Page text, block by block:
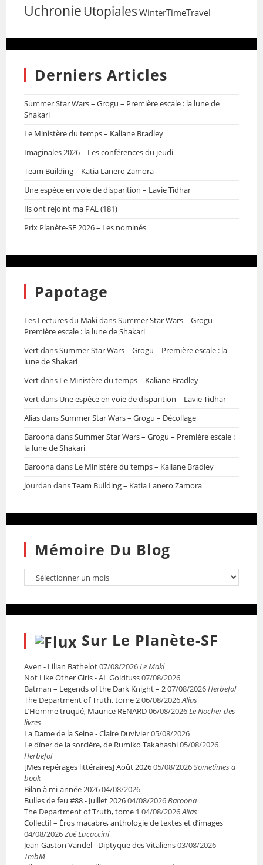
Uchronie Utopiales WinterTimeTravel
Derniers Articles
Summer Star Wars – Grogu – Première escale : la lune de
Shakari
Le Ministère du temps – Kaliane Bradley
Imaginales 2026 – Les conférences du jeudi
Team Building – Katia Lanero Zamora
Une espèce en voie de disparition – Lavie Tidhar
Ils ont rejoint ma PAL (181)
Prix Planète-SF 2026 – Les nominés
Papotage
Les Lectures du MakidansSummer Star Wars – Grogu –
Première escale : la lune de Shakari
VertdansSummer Star Wars – Grogu – Première escale : la
lune de Shakari
Vertdans Le Ministère du temps – Kaliane Bradley
Vertdans Une espèce en voie de disparition – Lavie Tidhar
AliasdansSummer Star Wars – Grogu – Décollage
BaroonadansSummer Star Wars – Grogu – Première escale :
la lune de Shakari
Baroonadans Le Ministère du temps – Kaliane Bradley
Jourdan dansTeam Building – Katia Lanero Zamora
Mémoire Du Blog
Sur Le Planète-SF
Aven - Lilian Bathelot07/08/2026Le Maki
Not Like Other Girls - AL Goldfuss07/08/2026
Batman – Legends of the Dark Knight – 207/08/2026Herbefol
The Department of Truth, tome 206/08/2026Alias
L’Homme truqué, Maurice RENARD06/08/2026Le Nocher des
livres
La Dame de la Seine - Claire Duvivier05/08/2026
Le dîner de la sorcière, de Rumiko Takahashi05/08/2026
Herbefol
[Mes repérages littéraires] Août 202605/08/2026Sometimes a
book
Bilan à mi-année 202604/08/2026
Bulles de feu #88 - Juillet 202604/08/2026Baroona
The Department of Truth, tome 1 04/08/2026Alias
Collectif – Éros macabre, anthologie de textes et d’images
04/08/2026Zoé Lucaccini
Jean-Gaston Vandel - Diptyque des Vitaliens03/08/2026
TmbM